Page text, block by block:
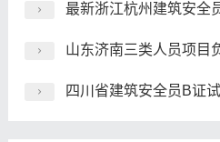
最新浙江杭州建筑安全
山东济南三类人员项目
四川省建筑安全员B证